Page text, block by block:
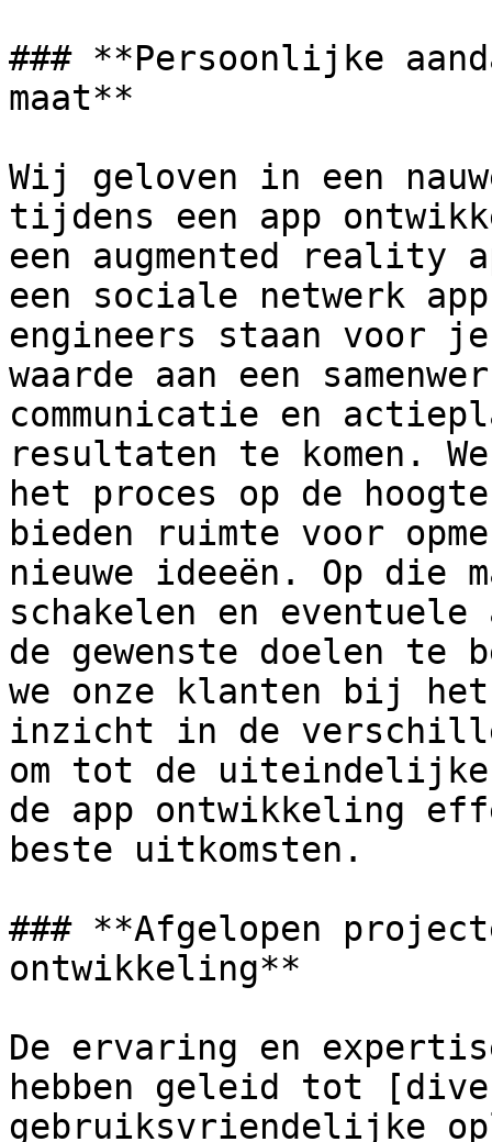
### **Persoonlijke
maat**
Wij geloven in een
tijdens een app
een augmented reality
een sociale netwerk
engineers staan voor
waarde aan een
communicatie en
resultaten te komen.
het proces op de
bieden ruimte voor
nieuwe ideeën. Op die
schakelen en eventuele
de gewenste doelen te
we onze klanten bij het
inzicht in de
om tot de uiteindelijke
de app ontwikkeling
beste uitkomsten.
### **Afgelopen
ontwikkeling**
De ervaring en
hebben geleid tot
gebruiksvriendelijke